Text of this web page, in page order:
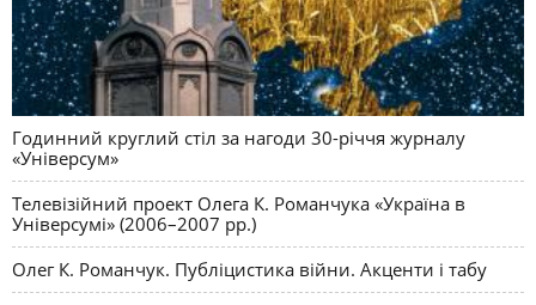
Годинний круглий стіл за нагоди 30-річчя журналу
«Універсум»
Телевізійний проект Олега К. Романчука «Україна в
Універсумі» (2006–2007 рр.)
Олег К. Романчук. Публіцистика війни. Акценти і табу